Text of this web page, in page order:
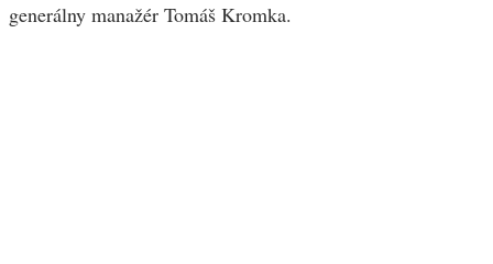
generálny manažér Tomáš Kromka.